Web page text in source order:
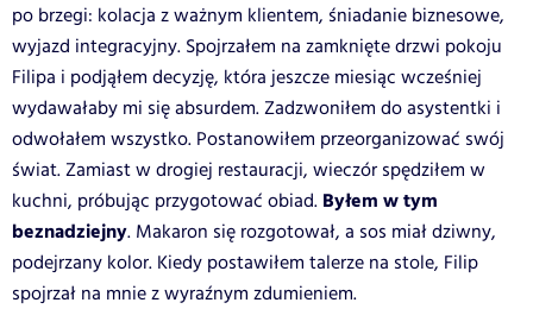
po brzegi: kolacja z ważnym klientem, śniadanie biznesowe,
wyjazd integracyjny. Spojrzałem na zamknięte drzwi pokoju
Filipa i podjąłem decyzję, która jeszcze miesiąc wcześniej
wydawałaby mi się absurdem. Zadzwoniłem do asystentki i
odwołałem wszystko. Postanowiłem przeorganizować swój
świat. Zamiast w drogiej restauracji, wieczór spędziłem w
kuchni, próbując przygotować obiad. Byłem w tym
beznadziejny. Makaron się rozgotował, a sos miał dziwny,
podejrzany kolor. Kiedy postawiłem talerze na stole, Filip
spojrzał na mnie z wyraźnym zdumieniem.